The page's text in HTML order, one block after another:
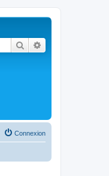
Rechercher
Connexion